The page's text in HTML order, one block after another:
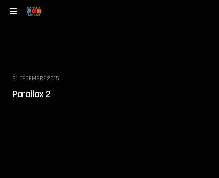
31 DÉCEMBRE 2015
Parallax 2